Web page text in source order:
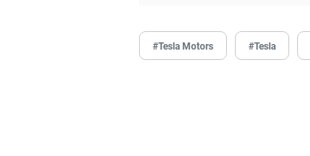
#Tesla Motors #Tesla